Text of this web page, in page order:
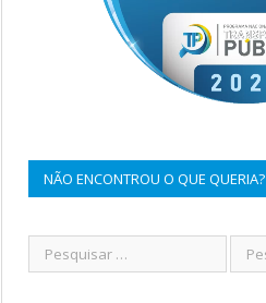
NÃO ENCONTROU O QUE QUERIA?